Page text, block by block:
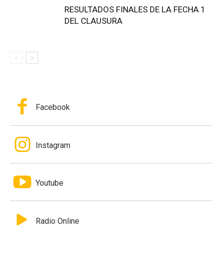
RESULTADOS FINALES DE LA FECHA 1
DEL CLAUSURA
Facebook
Instagram
Youtube
Radio Online